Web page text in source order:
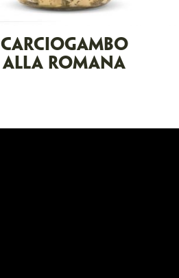
CARCIOGAMBO
ALLA ROMANA